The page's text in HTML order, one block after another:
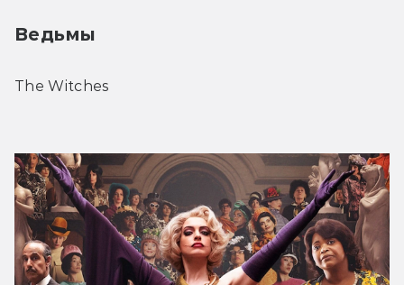
Ведьмы
The Witches